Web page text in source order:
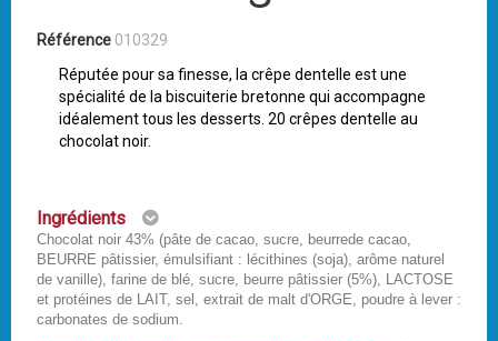
Référence 010329
Réputée pour sa finesse, la crêpe dentelle est une
spécialité de la biscuiterie bretonne qui accompagne
idéalement tous les desserts. 20 crêpes dentelle au
chocolat noir.
Ingrédients
Chocolat noir 43% (pâte de cacao, sucre, beurrede cacao,
BEURRE pâtissier, émulsifiant : lécithines (soja), arôme naturel
de vanille), farine de blé, sucre, beurre pâtissier (5%), LACTOSE
et protéines de LAIT, sel, extrait de malt d'ORGE, poudre à lever :
carbonates de sodium.